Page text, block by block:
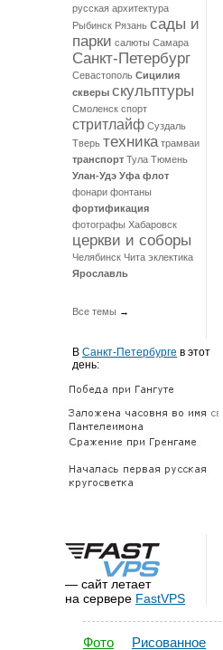
русская архитектура
Рыбинск Рязань сады и
парки салюты Самара
Санкт-Петербург
Севастополь Сицилия
скверы скульптуры
Смоленск спорт
стритлайф Суздаль
Тверь техника трамваи
транспорт Тула Тюмень
Улан-Удэ Уфа флот
фонари фонтаны
фортификация
фотографы Хабаровск
церкви и соборы
Челябинск Чита эклектика
Ярославль
Все темы →
В Санкт-Петербурге в этот
день:
— сайт летает
на сервере FastVPS
Фото Рисованное